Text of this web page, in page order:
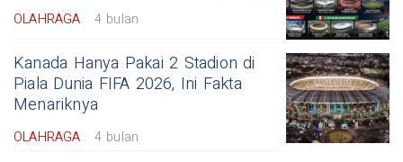
OLAHRAGA 4 bulan
Kanada Hanya Pakai 2 Stadion di
Piala Dunia FIFA 2026, Ini Fakta
Menariknya
OLAHRAGA 4 bulan